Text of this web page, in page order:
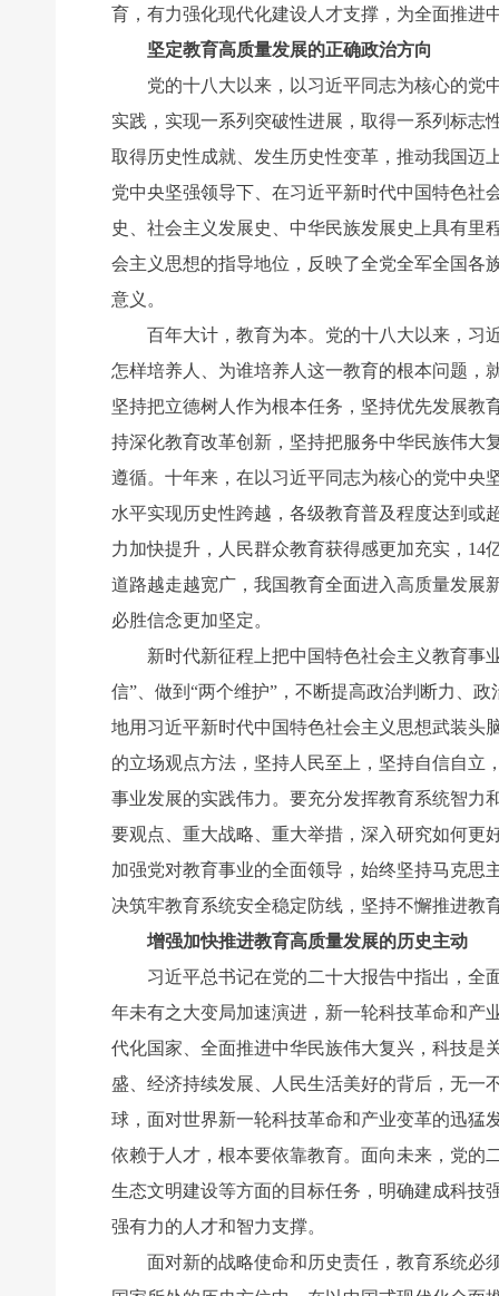
育，有力强化现代化建设人才支撑，为全面推进
坚定教育高质量发展的正确政治方向
党的十八大以来，以习近平同志为核心的党中
实践，实现一系列突破性进展，取得一系列标志
取得历史性成就、发生历史性变革，推动我国迈
党中央坚强领导下、在习近平新时代中国特色社
史、社会主义发展史、中华民族发展史上具有
会主义思想的指导地位，反映了全党全军全国各
意义。
百年大计，教育为本。党的十八大以来，习近
怎样培养人、为谁培养人这一教育的根本问题，
坚持把立德树人作为根本任务，坚持优先发展教
持深化教育改革创新，坚持把服务中华民族伟大
遵循。十年来，在以习近平同志为核心的党中央
水平实现历史性跨越，各级教育普及程度达到或
力加快提升，人民群众教育获得感更加充实，
道路越走越宽广，我国教育全面进入高质量发展
必胜信念更加坚定。
新时代新征程上把中国特色社会主义教育事业
信”、做到“两个维护”，不断提高政治判断力、
地用习近平新时代中国特色社会主义思想武装头
的立场观点方法，坚持人民至上，坚持自信自立
事业发展的实践伟力。要充分发挥教育系统智力
要观点、重大战略、重大举措，深入研究如何更
加强党对教育事业的全面领导，始终坚持马克思
决筑牢教育系统安全稳定防线，坚持不懈推进教
增强加快推进教育高质量发展的历史主动
习近平总书记在党的二十大报告中指出，全面
年未有之大变局加速演进，新一轮科技革命和产
代化国家、全面推进中华民族伟大复兴，科技是
盛、经济持续发展、人民生活美好的背后，无一
球，面对世界新一轮科技革命和产业变革的迅猛
依赖于人才，根本要依靠教育。面向未来，党的
生态文明建设等方面的目标任务，明确建成科技
强有力的人才和智力支撑。
面对新的战略使命和历史责任，教育系统必须